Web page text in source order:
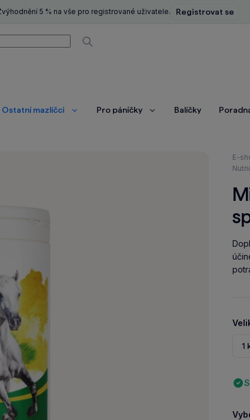
5 % na vše pro registrované uživatele. Registrovat se
Vyhledávat
Ostatní mazlíčci
ZobrazitPro páníčky
ZobrazitBalíčky
se
E-
1